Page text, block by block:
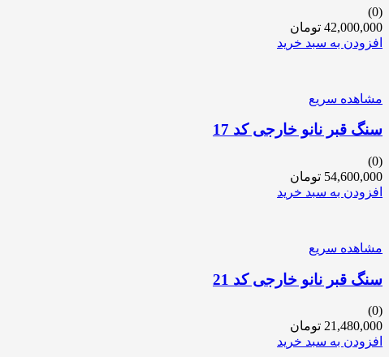
(0)
42,000,000 تومان
افزودن به سبد خرید
مشاهده سریع
سنگ قبر نانو خارجی کد 17
(0)
54,600,000 تومان
افزودن به سبد خرید
مشاهده سریع
سنگ قبر نانو خارجی کد 21
(0)
21,480,000 تومان
افزودن به سبد خرید